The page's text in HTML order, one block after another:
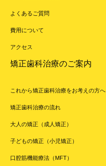
よくあるご質問
費用について
アクセス
矯正歯科治療のご案内
これから矯正歯科治療をお考えの方へ
矯正歯科治療の流れ
大人の矯正（成人矯正）
子どもの矯正（小児矯正）
口腔筋機能療法（MFT）